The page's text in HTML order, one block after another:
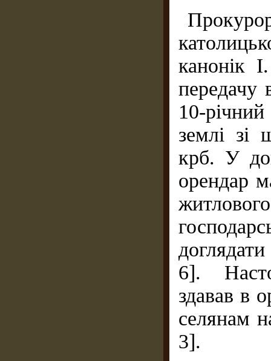
канонік
передачу
10-
землі зі
крб. У
орендар
6].
здавав в
селянам
3].